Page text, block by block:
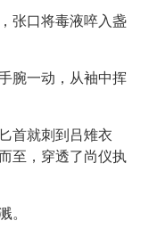
张口将毒液啐入盏
腕一动，从袖中挥
首就刺到吕雉衣
至，穿透了尚仪执
。